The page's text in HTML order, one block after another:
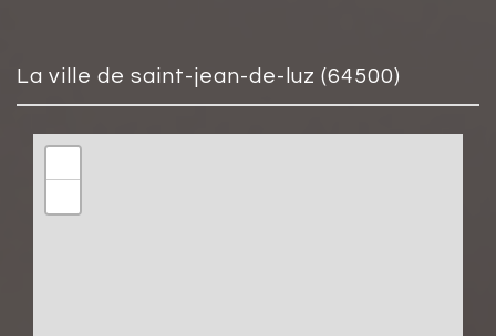
la ville de saint-jean-de-luz (64500)